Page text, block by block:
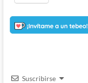
Suscribirse